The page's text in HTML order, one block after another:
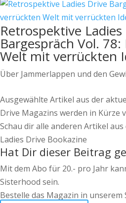
Retrospektive
Bargespräch Vol.
Welt mit verrückten
Über Jammerlappen und den
Ausgewählte Artikel aus der
Drive Magazins werden in Kürze
Schau dir alle anderen Artikel aus
Ladies Drive Bookazine
Hat Dir dieser Beitrag
Mit dem Abo für 20.- pro Jahr
Sisterhood sein.
Bestelle das Magazin in unserem